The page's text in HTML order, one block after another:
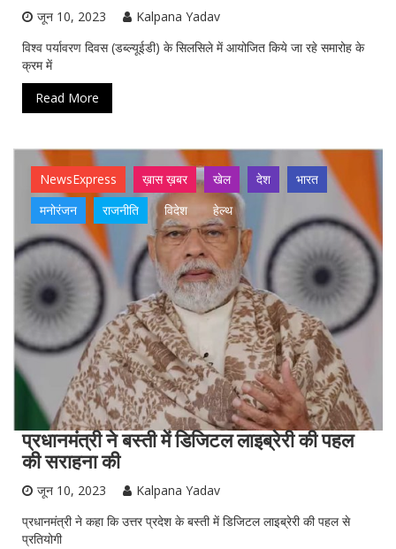
जून 10, 2023
Kalpana Yadav
विश्व पर्यावरण दिवस (डब्ल्यूईडी) के सिलसिले में आयोजित किये जा रहे समारोह के
क्रम में
Read More
NewsExpress ख़ास ख़बर खेल देश
भारत
मनोरंजन
राजनीति विदेश हेल्थ
प्रधानमंत्री ने बस्ती में डिजिटल लाइब्रेरी की पहल
की सराहना की
जून 10, 2023
Kalpana Yadav
प्रधानमंत्री ने कहा कि उत्तर प्रदेश के बस्ती में डिजिटल लाइब्रेरी की पहल से
प्रतियोगी